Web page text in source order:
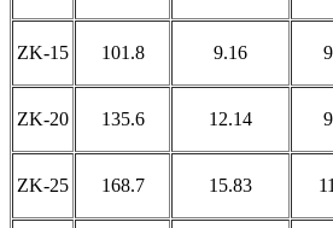
ZK-15 101.8 9.16
ZK-20 135.6 12.14
ZK-25 168.7 15.83